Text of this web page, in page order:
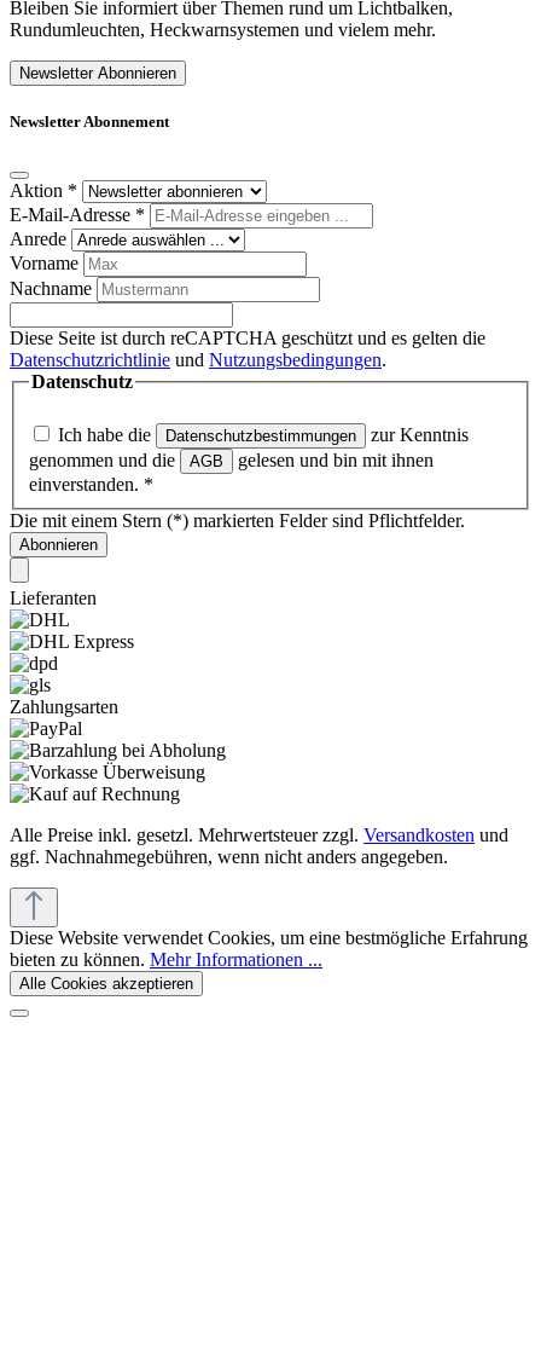
Bleiben Sie informiert über Themen rund um Lichtbalken,
Rundumleuchten, Heckwarnsystemen und vielem mehr.
Newsletter Abonnieren
Newsletter Abonnement
Aktion *
E-Mail-Adresse *
Anrede
Vorname
Nachname
Diese Seite ist durch reCAPTCHA geschützt und es gelten die
Datenschutzrichtlinie und Nutzungsbedingungen.
Datenschutz
Ich habe die Datenschutzbestimmungen
zur Kenntnis
genommen und die
AGB
gelesen und bin mit ihnen
einverstanden. *
Die mit einem Stern (*) markierten Felder sind Pflichtfelder.
Abonnieren
Lieferanten
Zahlungsarten
Alle Preise inkl. gesetzl. Mehrwertsteuer zzgl. Versandkosten und
ggf. Nachnahmegebühren, wenn nicht anders angegeben.
Diese Website verwendet Cookies, um eine bestmögliche Erfahrung
bieten zu können. Mehr Informationen ...
Alle Cookies akzeptieren